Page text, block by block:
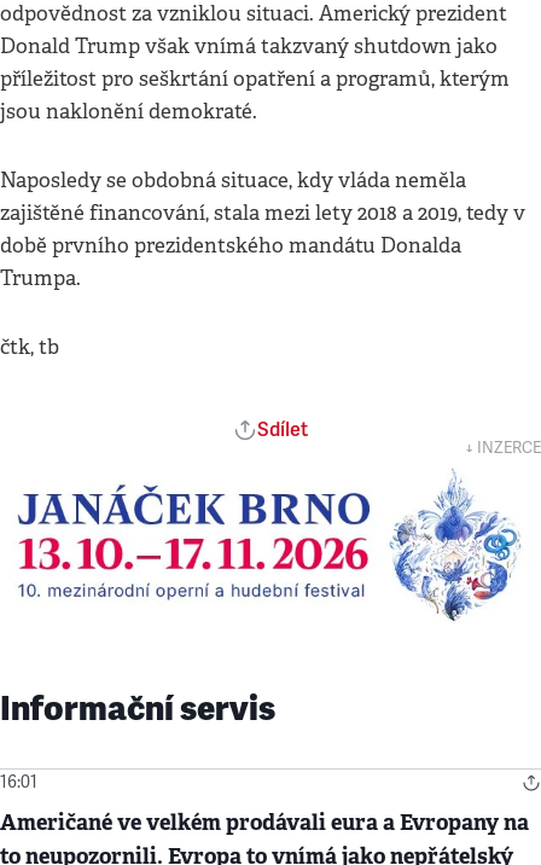
odpovědnost za vzniklou situaci. Americký prezident
Donald Trump však vnímá takzvaný shutdown jako
příležitost pro seškrtání opatření a programů, kterým
jsou naklonění demokraté.
Naposledy se obdobná situace, kdy vláda neměla
zajištěné financování, stala mezi lety 2018 a 2019, tedy v
době prvního prezidentského mandátu Donalda
Trumpa.
čtk, tb
Sdílet
↓ INZERCE
Informační servis
16:01
Američané ve velkém prodávali eura a Evropany na
to neupozornili. Evropa to vnímá jako nepřátelský